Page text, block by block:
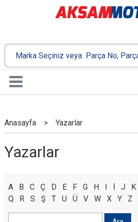
Anasayfa > Yazarlar
Yazarlar
A B C Ç D E F G H I İ J K
Q
R S Ş T U Ü V W X Y Z